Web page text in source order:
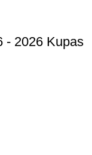
- 2026 Kupas